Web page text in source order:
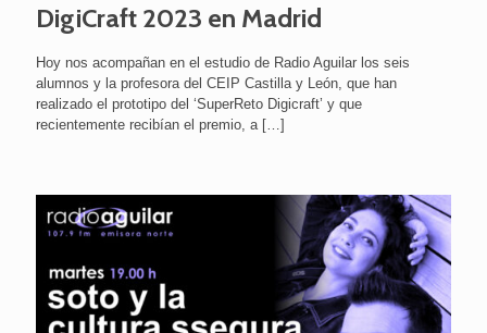
DigiCraft 2023 en Madrid
Hoy nos acompañan en el estudio de Radio Aguilar los seis
alumnos y la profesora del CEIP Castilla y León, que han
realizado el prototipo del ‘SuperReto Digicraft’ y que
recientemente recibían el premio, a […]